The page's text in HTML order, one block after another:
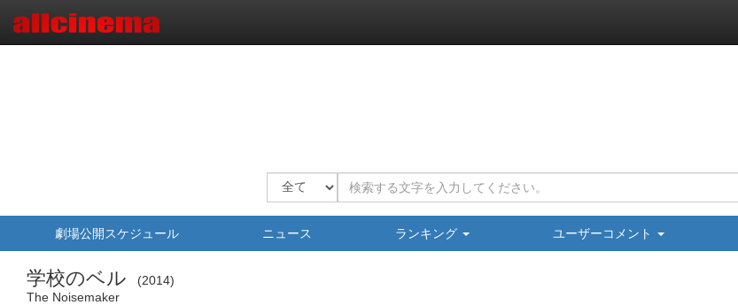
劇場公開スケジュール ニュース ランキング ユーザーコメント
学校のベル
2014
The Noisemaker